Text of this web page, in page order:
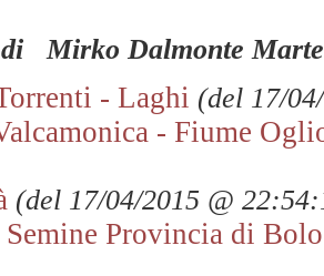
Mirko Dalmonte
- Laghi (del 17/
- Fiume
(del 17/04/2015 @
Provincia di